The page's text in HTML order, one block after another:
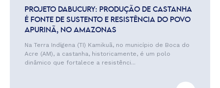
PROJETO DABUCURY: PRODUÇÃO DE CASTANHA
É FONTE DE SUSTENTO E RESISTÊNCIA DO POVO
APURINÃ, NO AMAZONAS
Na Terra Indígena (TI) Kamikuã, no município de Boca do
Acre (AM), a castanha, historicamente, é um polo
dinâmico que fortalece a resistênci...